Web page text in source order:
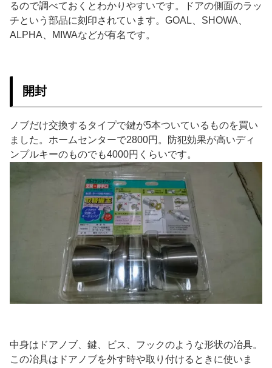
るので調べておくとわかりやすいです。ドアの側面のラッ
チという部品に刻印されています。GOAL、SHOWA、
ALPHA、MIWAなどが有名です。
開封
ノブだけ交換するタイプで鍵が5本ついているものを買い
ました。ホームセンターで2800円。防犯効果が高いディ
ンプルキーのものでも4000円くらいです。
中身はドアノブ、鍵、ビス、フックのような形状の冶具。
この冶具はドアノブを外す時や取り付けるときに使いま